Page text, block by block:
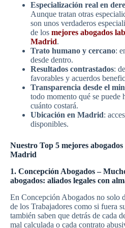
Especialización real en
Aunque tratan otras
son unos verdaderos
de los mejores abogados
Madrid.
Trato humano y cercano:
desde dentro.
Resultados contrastados:
favorables y acuerdos
Transparencia desde el
todo momento qué se puede
cuánto costará.
Ubicación en Madrid:
disponibles.
Nuestro Top 5 mejores
Madrid
1. Concepción Abogados –
abogados: aliados legales con
En Concepción Abogados no solo
de los Trabajadores como si fuera
también saben que detrás de cada
mal calculada o cada contrato